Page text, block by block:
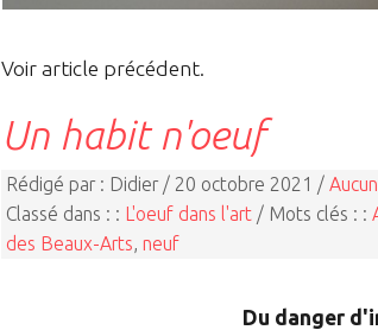
Voir article précédent.
Un habit n'oeuf
Rédigé par : Didier / 20 octobre 2021 /
Classé dans : : L'oeuf dans l'art / Mots clés : :
des Beaux-Arts, neuf
Du danger